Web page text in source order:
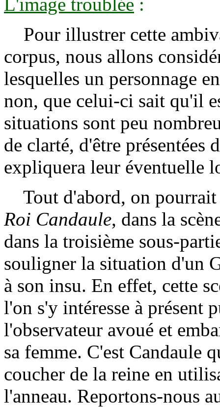
Pour illustrer cette
corpus, nous allons
lesquelles un personnage
non, que celui-ci sait qu'il
situations sont peu
de clarté, d'être présentées
expliquera leur éventuelle
Tout d'abord, on pourrait
Roi Candaule, dans la
dans la troisième sous-
souligner la situation d'un
à son insu. En effet, cette
l'on s'y intéresse à présent
l'observateur avoué et
sa femme. C'est Candaule
coucher de la reine en
l'anneau. Reportons-nous